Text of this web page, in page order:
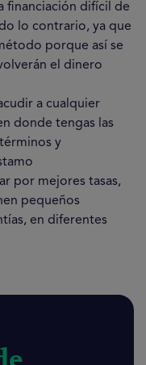
financiación difícil de
lo contrario, ya que
porque así se
el dinero
a cualquier
donde tengas las
y
por mejores tasas,
pequeños
en diferentes